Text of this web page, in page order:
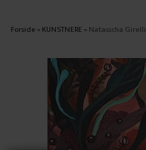
Forside »KUNSTNERE »Natasscha Girelli